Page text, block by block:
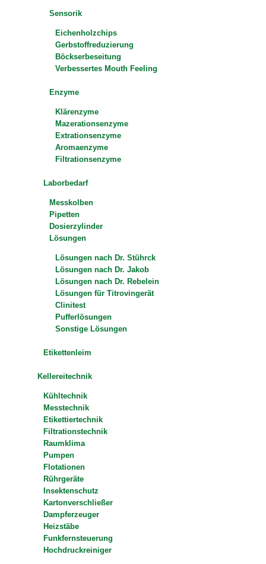
Sensorik
Eichenholzchips
Gerbstoffreduzierung
Böckserbeseitung
Verbessertes Mouth Feeling
Enzyme
Klärenzyme
Mazerationsenzyme
Extrationsenzyme
Aromaenzyme
Filtrationsenzyme
Laborbedarf
Messkolben
Pipetten
Dosierzylinder
Lösungen
Lösungen nach Dr. Stührck
Lösungen nach Dr. Jakob
Lösungen nach Dr. Rebelein
Lösungen für Titrovingerät
Clinitest
Pufferlösungen
Sonstige Lösungen
Etikettenleim
Kellereitechnik
Kühltechnik
Messtechnik
Etikettiertechnik
Filtrationstechnik
Raumklima
Pumpen
Flotationen
Rührgeräte
Insektenschutz
Kartonverschließer
Dampferzeuger
Heizstäbe
Funkfernsteuerung
Hochdruckreiniger